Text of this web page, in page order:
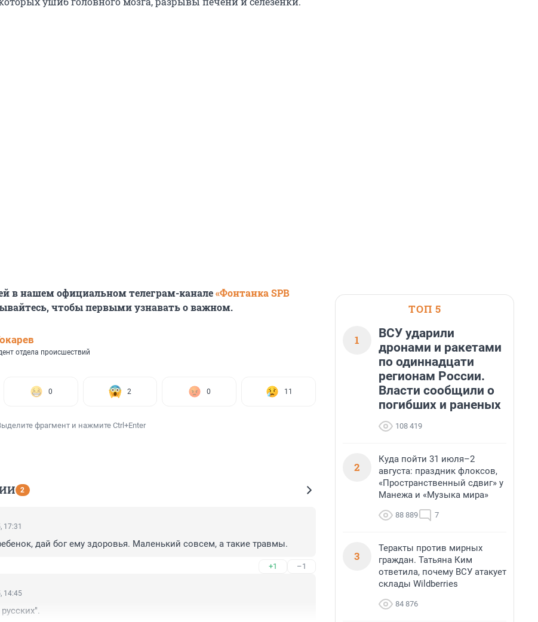
в нашем официальном телеграм-канале«Фонтанка SPB
чтобы первыми узнавать о важном.
отдела происшествий
0 2 0 11
фрагмент и нажмите Ctrl+Enter
2
17:31
дай бог ему здоровья. Маленький совсем, а такие травмы.
+1 –1
14:45
ТОП 5
1
ВСУ ударили
дронами и ракетами
по одиннадцати
регионам России.
Власти сообщили о
погибших и раненых
108 419
2
Куда пойти 31 июля–2
августа: праздник флоксов,
«Пространственный сдвиг» у
Манежа и «Музыка мира»
88 889 7
3
Теракты против мирных
граждан. Татьяна Ким
ответила, почему ВСУ атакует
склады Wildberries
84 876